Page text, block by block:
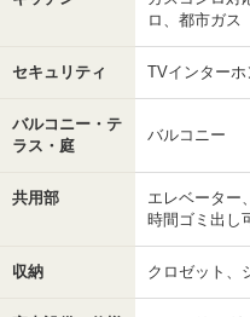
ロ、都市ガス
セキュリティ TVインター
バルコニー・テ
ラス・庭
バルコニー
共用部
エレベーター
時間ゴミ出し
収納 クロゼット、